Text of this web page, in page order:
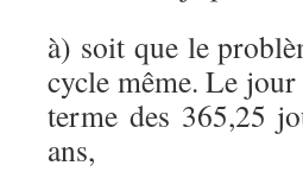
à) soit que le
cycle même. Le jour
terme des 365,25
ans,